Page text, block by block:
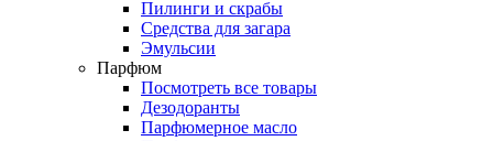
Пилинги и скрабы
Средства для загара
Эмульсии
Парфюм
Посмотреть все товары
Дезодоранты
Парфюмерное масло